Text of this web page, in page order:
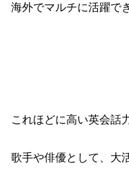
海外でマルチに活躍で
これほどに高い英会話
歌手や俳優として、大